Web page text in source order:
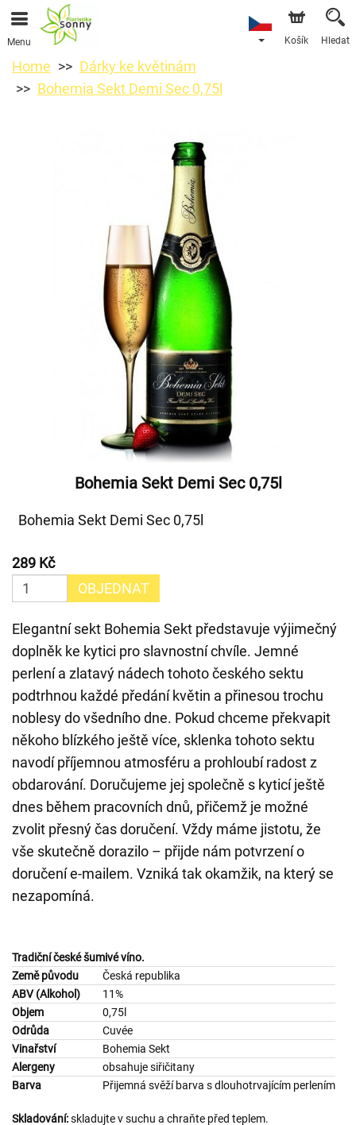
Menu Košík Hledat
Home
Dárky ke květinám
Bohemia Sekt Demi Sec 0,75l
Bohemia Sekt Demi Sec 0,75l
Bohemia Sekt Demi Sec 0,75l
289 Kč
OBJEDNAT
Elegantní sekt Bohemia Sekt představuje výjimečný
doplněk ke kytici pro slavnostní chvíle. Jemné
perlení a zlatavý nádech tohoto českého sektu
podtrhnou každé předání květin a přinesou trochu
noblesy do všedního dne. Pokud chceme překvapit
někoho blízkého ještě více, sklenka tohoto sektu
navodí příjemnou atmosféru a prohloubí radost z
obdarování. Doručujeme jej společně s kyticí ještě
dnes během pracovních dnů, přičemž je možné
zvolit přesný čas doručení. Vždy máme jistotu, že
vše skutečně dorazilo – přijde nám potvrzení o
doručení e-mailem. Vzniká tak okamžik, na který se
nezapomíná.
Tradiční české šumivé víno.
Země původu Česká republika
ABV (Alkohol)
11%
Objem
0,75l
Odrůda
Cuvée
Vinařství
Bohemia Sekt
Alergeny
obsahuje siřičitany
Barva
Přijemná svěží barva s dlouhotrvajícím perlením
Skladování:skladujte v suchu a chraňte před teplem.